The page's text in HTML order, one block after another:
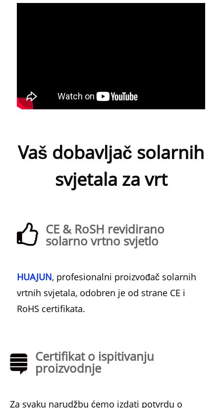
Vaš dobavljač solarnih
svjetala za vrt
CE & RoSH revidirano
solarno vrtno svjetlo
HUAJUN, profesionalni proizvođač solarnih
vrtnih svjetala, odobren je od strane CE i
RoHS certifikata.
Certifikat o ispitivanju
proizvodnje
Za svaku narudžbu ćemo izdati potvrdu o